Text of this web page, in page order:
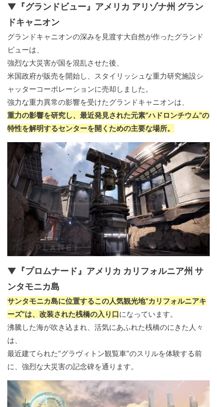
▼『グランドビュー』アメリカ アリゾナ州 グラン
ドキャニオン
グランドキャニオンの深みを見渡す大自然が作ったグランド
ビューは、
強烈な大災害が国を混乱させた後、
米国政府が販売を開始し、スタイリッシュな重力研究施設シ
ャッターコーポレーションに売却しました。
強力な重力異常の影響を受けたグランドキャニオンは、
重力の影響を研究し、最近発見された元素“ハドロンチウム”の
特性を解明するセンターを開くための主要な場所。
▼『プロムナード』アメリカ カリフォルニア州 サ
ンタモニカ島
サンタモニカ島に位置するこの人気観光地“カリフォルニアキ
ーズ”は、改装された桟橋の入り口になっています。
沸騰した海が吹き込まれ、活気にあふれた桟橋のにきた人々
は、
最近建てられた“グラヴィトン観覧車”のスリルを体験する前
に、強烈な大災害の記念碑を通ります。